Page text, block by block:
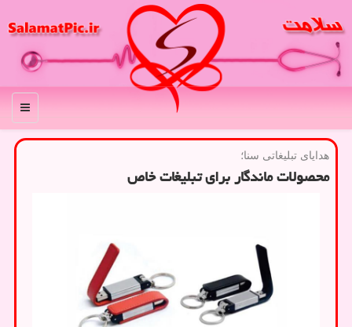
منو
هدایای تبلیغاتی سنا؛
محصولات ماندگار برای تبلیغات خاص